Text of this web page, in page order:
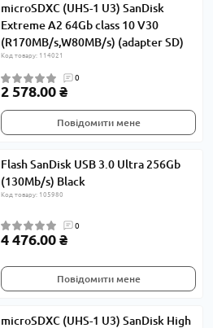
microSDXC (UHS-1 U3) SanDisk
Extreme A2 64Gb class 10 V30
(R170MB/s,W80MB/s) (adapter SD)
Код товару: 114021
0
2 578.00 ₴
Повідомити мене
Flash SanDisk USB 3.0 Ultra 256Gb
(130Mb/s) Black
Код товару: 105980
0
4 476.00 ₴
Повідомити мене
microSDXC (UHS-1 U3) SanDisk High